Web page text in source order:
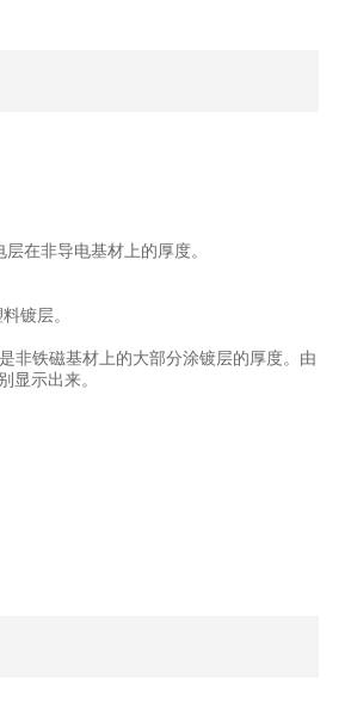
在非导电基材上的厚度。
镀层。
非铁磁基材上的大部分涂镀层的厚度。由
显示出来。